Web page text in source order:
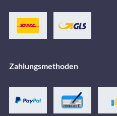
Zahlungsmethoden